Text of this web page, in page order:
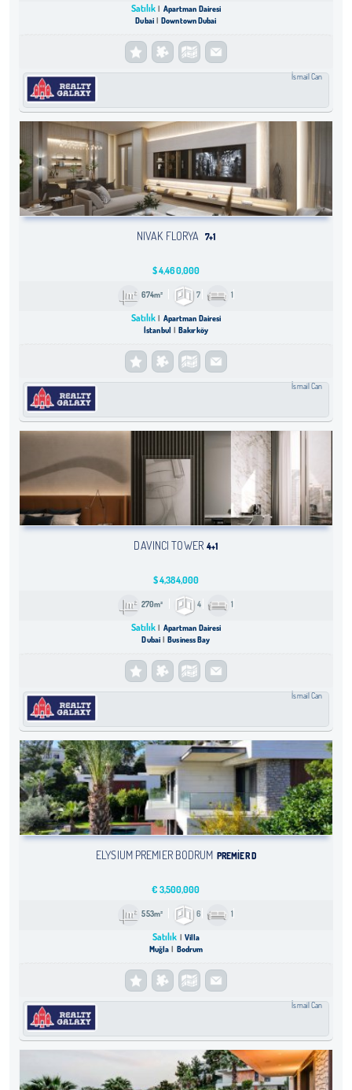
Satılık
Apartman Dairesi
Dubai
Downtown Dubai
İsmail Can
NIVAK FLORYA 7+1
$4,460,000
674m² 7 1
Satılık
Apartman Dairesi
İstanbul
Bakırköy
İsmail Can
DAVINCI TOWER 4+1
$4,384,000
270m² 4 1
Satılık
Apartman Dairesi
Dubai
Business Bay
İsmail Can
ELYSIUM PREMIER BODRUM PREMIER D
€3,500,000
553m² 6 1
Satılık
Villa
Muğla
Bodrum
İsmail Can